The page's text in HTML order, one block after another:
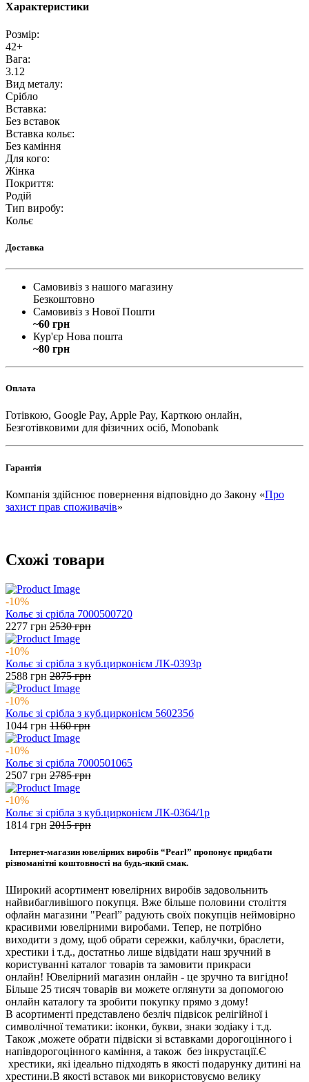
Характеристики
Розмір:
42+
Вага:
3.12
Вид металу:
Срібло
Вставка:
Без вставок
Вставка кольє:
Без каміння
Для кого:
Жінка
Покриття:
Родій
Тип виробу:
Кольє
Доставка
Самовивіз з нашого магазину
Безкоштовно
Самовивіз з Нової Пошти
~60 грн
Кур'єр Нова пошта
~80 грн
Оплата
Готівкою, Google Pay, Apple Pay, Карткою онлайн,
Безготівковими для фізичних осіб, Monobank
Гарантія
Компанія здійснює повернення відповідно до Закону «Про
захист прав споживачів»
Схожі товари
-10%
Кольє зі срібла 7000500720
2277 грн 2530грн
-10%
Кольє зі срібла з куб.цирконієм ЛК-0393р
2588 грн 2875грн
-10%
Кольє зі срібла з куб.цирконієм 560235б
1044 грн 1160грн
-10%
Кольє зі срібла 7000501065
2507 грн 2785грн
-10%
Кольє зі срібла з куб.цирконієм ЛК-0364/1р
1814 грн 2015грн
Інтернет-магазин ювелірних виробів “Pearl” пропонує придбати
різноманітні коштовності на будь-який смак.
Широкий асортимент ювелірних виробів задовольнить
найвибагливішого покупця. Вже більше половини століття
офлайн магазини "Pearl” радують своїх покупців неймовірно
красивими ювелірними виробами. Тепер, не потрібно
виходити з дому, щоб обрати сережки, каблучки, браслети,
хрестики і т.д., достатньо лише відвідати наш зручний в
користуванні каталог товарів та замовити прикраси
онлайн! Ювелірний магазин онлайн - це зручно та вигідно!
Більше 25 тисяч товарів ви можете оглянути за допомогою
онлайн каталогу та зробити покупку прямо з дому!
В асортименті представлено безліч підвісок релігійної і
символічної тематики: іконки, букви, знаки зодіаку і т.д.
Також ,можете обрати підвіски зі вставками дорогоцінного і
напівдорогоцінного каміння, а також без інкрустації.Є
хрестики, які ідеально підходять в якості подарунку дитині на
хрестини.В якості вставок ми використовуємо велику